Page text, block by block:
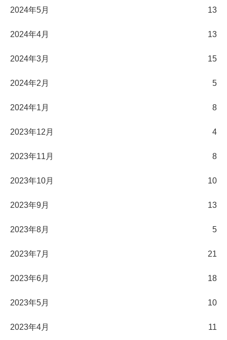
2024年5月 13
2024年4月 13
2024年3月 15
2024年2月 5
2024年1月 8
2023年12月 4
2023年11月 8
2023年10月 10
2023年9月 13
2023年8月 5
2023年7月 21
2023年6月 18
2023年5月 10
2023年4月 11